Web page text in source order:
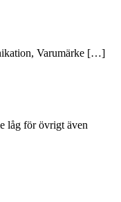
Varumärke […]
låg för övrigt även